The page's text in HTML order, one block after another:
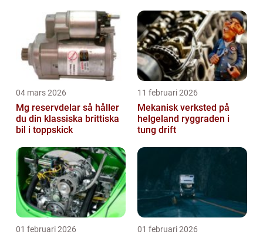
04 mars 2026
Mg reservdelar så håller
du din klassiska brittiska
bil i toppskick
11 februari 2026
Mekanisk verksted på
helgeland ryggraden i
tung drift
01 februari 2026 01 februari 2026